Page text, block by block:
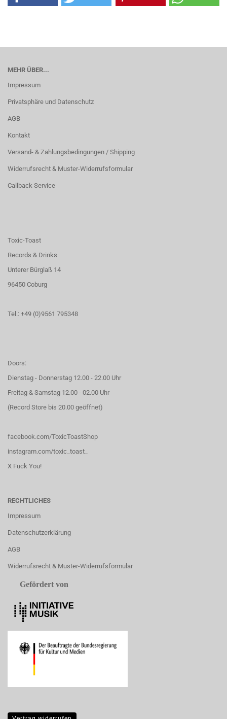
MEHR ÜBER...
Impressum
Privatsphäre und Datenschutz
AGB
Kontakt
Versand- & Zahlungsbedingungen / Shipping
Widerrufsrecht & Muster-Widerrufsformular
Callback Service
Toxic-Toast
Records & Drinks
Unterer Bürglaß 14
96450 Coburg
Tel.: +49 (0)9561 795348
Doors:
Dienstag - Donnerstag 12.00 - 22.00 Uhr
Freitag & Samstag 12.00 - 02.00 Uhr
(Record Store bis 20.00 geöffnet)
facebook.com/ToxicToastShop
instagram.com/toxic_toast_
X Fuck You!
RECHTLICHES
Impressum
Datenschutzerklärung
AGB
Widerrufsrecht & Muster-Widerrufsformular
Gefördert von